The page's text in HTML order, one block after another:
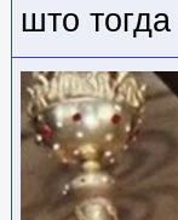
што